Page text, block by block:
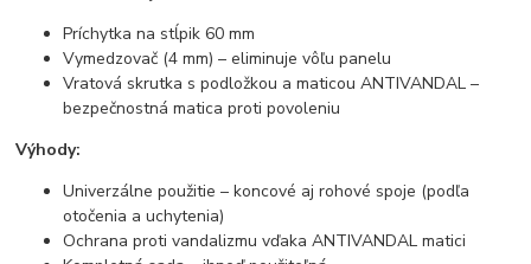
Príchytka na stĺpik 60 mm
Vymedzovač (4 mm) – eliminuje vôľu panelu
Vratová skrutka s podložkou a maticou ANTIVANDAL –
bezpečnostná matica proti povoleniu
Výhody:
Univerzálne použitie – koncové aj rohové spoje (podľa
otočenia a uchytenia)
Ochrana proti vandalizmu vďaka ANTIVANDAL matici